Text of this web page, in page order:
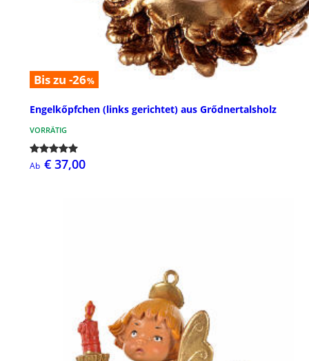
Bis zu -26%
Engelkőpfchen (links gerichtet) aus Grődnertalsholz
VORRÄTIG
Ab € 37,00